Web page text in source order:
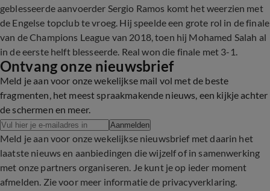
geblesseerde aanvoerder Sergio Ramos komt het weerzien met
de Engelse topclub te vroeg. Hij speelde een grote rol in de finale
van de Champions League van 2018, toen hij Mohamed Salah al
in de eerste helft blesseerde. Real won die finale met 3-1.
Ontvang onze nieuwsbrief
Meld je aan voor onze wekelijkse mail vol met de beste
fragmenten, het meest spraakmakende nieuws, een kijkje achter
de schermen en meer.
Aanmelden
Meld je aan voor onze wekelijkse nieuwsbrief met daarin het
laatste nieuws en aanbiedingen die wijzelf of in samenwerking
met onze partners organiseren. Je kunt je op ieder moment
afmelden. Zie voor meer informatie de privacyverklaring.